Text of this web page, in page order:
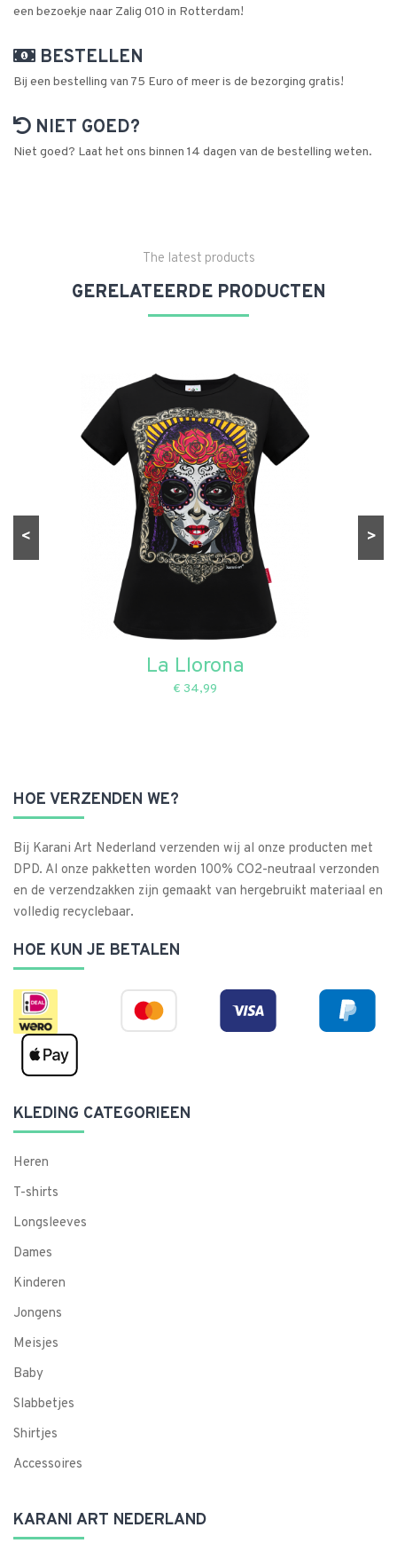
een bezoekje naar Zalig 010 in Rotterdam!
BESTELLEN
Bij een bestelling van 75 Euro of meer is de bezorging gratis!
NIET GOED?
Niet goed? Laat het ons binnen 14 dagen van de bestelling weten.
The latest products
GERELATEERDE PRODUCTEN
>
<
La Llorona
€ 34,99
HOE VERZENDEN WE?
Bij Karani Art Nederland verzenden wij al onze producten met
DPD. Al onze pakketten worden 100% CO2-neutraal verzonden
en de verzendzakken zijn gemaakt van hergebruikt materiaal en
volledig recyclebaar.
HOE KUN JE BETALEN
KLEDING CATEGORIEEN
Heren
T-shirts
Longsleeves
Dames
Kinderen
Jongens
Meisjes
Baby
Slabbetjes
Shirtjes
Accessoires
KARANI ART NEDERLAND